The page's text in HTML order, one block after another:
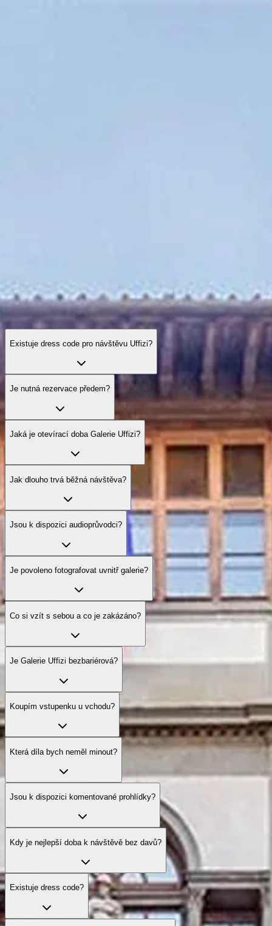
Existuje dress code pro návštěvu Uffizi?
Je nutná rezervace předem?
Jaká je otevírací doba Galerie Uffizi?
Jak dlouho trvá běžná návštěva?
Jsou k dispozici audioprůvodci?
Je povoleno fotografovat uvnitř galerie?
Co si vzít s sebou a co je zakázáno?
Je Galerie Uffizi bezbariérová?
Koupím vstupenku u vchodu?
Která díla bych neměl minout?
Jsou k dispozici komentované prohlídky?
Kdy je nejlepší doba k návštěvě bez davů?
Existuje dress code?